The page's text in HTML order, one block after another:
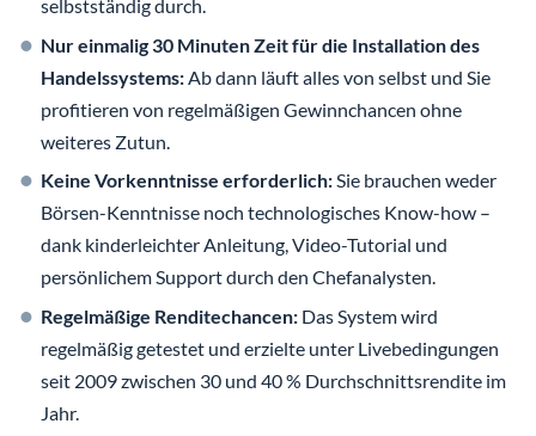
selbstständig durch.
Nur einmalig 30 Minuten Zeit für die Installation des
Handelssystems: Ab dann läuft alles von selbst und Sie
profitieren von regelmäßigen Gewinnchancen ohne
weiteres Zutun.
Keine Vorkenntnisse erforderlich:Sie brauchen weder
Börsen-Kenntnisse noch technologisches Know-how –
dank kinderleichter Anleitung, Video-Tutorial und
persönlichem Support durch den Chefanalysten.
Regelmäßige Renditechancen: Das System wird
regelmäßig getestet und erzielte unter Livebedingungen
seit 2009 zwischen 30 und 40 % Durchschnittsrendite im
Jahr.